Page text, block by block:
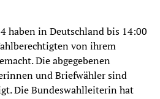
haben in Deutschland bis 14:00
von ihrem
Die abgegebenen
und Briefwähler sind
Die Bundeswahlleiterin hat